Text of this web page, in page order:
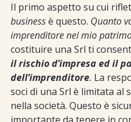
Il primo aspetto su cui
businessè questo. Quanto
imprenditore nel mio
costituire una Srl ti
il rischio d’impresa ed il
dell’imprenditore. La
soci di una Srl è limitata
nella società. Questo è